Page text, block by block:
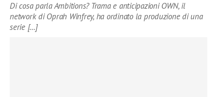
Di cosa parla Ambitions? Trama e anticipazioni OWN, il
network di Oprah Winfrey, ha ordinato la produzione di una
serie […]